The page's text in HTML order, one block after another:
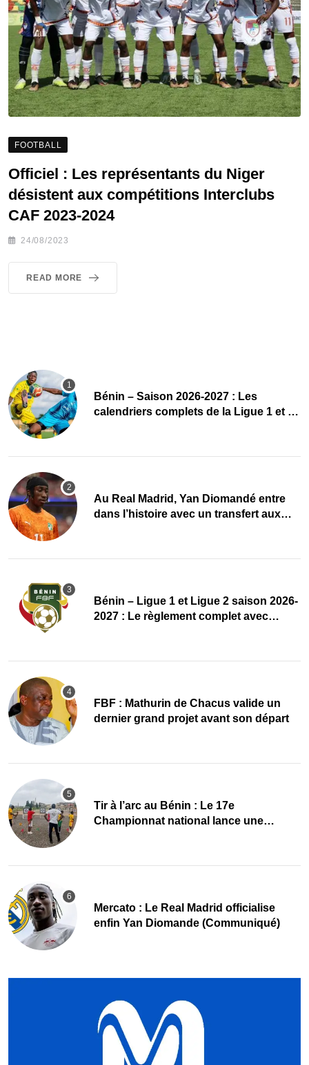
FOOTBALL
Officiel : Les représentants du Niger
désistent aux compétitions Interclubs
CAF 2023-2024
24/08/2023
READ MORE
Bénin – Saison 2026-2027 : Les
calendriers complets de la Ligue 1 et de
Au Real Madrid, Yan Diomandé entre
dans l’histoire avec un transfert aux
Bénin – Ligue 1 et Ligue 2 saison 2026-
2027 : Le règlement complet avec
FBF : Mathurin de Chacus valide un
dernier grand projet avant son départ
Tir à l’arc au Bénin : Le 17e
Championnat national lance une
Mercato : Le Real Madrid officialise
enfin Yan Diomande (Communiqué)